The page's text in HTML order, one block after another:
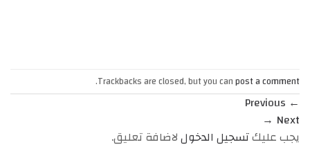
Trackbacks are closed, but you canpost a comment
.
←
Next
→
يجب عليكتسجيل الدخوللاضافة تعليق.